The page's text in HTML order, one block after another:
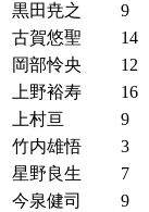
黒田尭之
9
古賀悠聖
14
岡部怜央
12
上野裕寿
16
上村亘
9
竹内雄悟
3
星野良生
7
今泉健司
9